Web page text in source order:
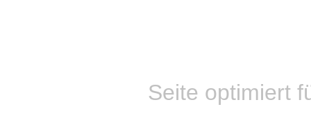
Seite optimiert